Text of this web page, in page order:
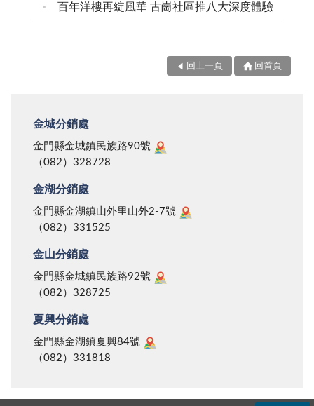
百年洋樓再綻風華 古崗社區推八大深度體驗
回上一頁 回首頁
金城分銷處
金門縣金城鎮民族路90號
（082）328728
金湖分銷處
金門縣金湖鎮山外里山外2-7號
（082）331525
金山分銷處
金門縣金城鎮民族路92號
（082）328725
夏興分銷處
金門縣金湖鎮夏興84號
（082）331818